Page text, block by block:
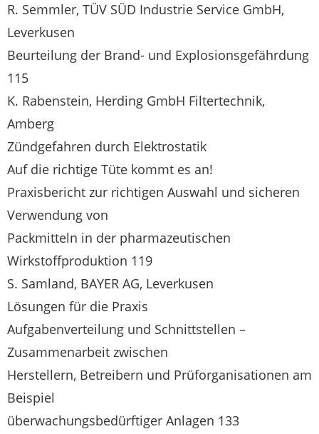
R. Semmler, TÜV SÜD Industrie Service GmbH,
Leverkusen
Beurteilung der Brand- und Explosionsgefährdung
115
K. Rabenstein, Herding GmbH Filtertechnik,
Amberg
Zündgefahren durch Elektrostatik
Auf die richtige Tüte kommt es an!
Praxisbericht zur richtigen Auswahl und sicheren
Verwendung von
Packmitteln in der pharmazeutischen
Wirkstoffproduktion 119
S. Samland, BAYER AG, Leverkusen
Lösungen für die Praxis
Aufgabenverteilung und Schnittstellen –
Zusammenarbeit zwischen
Herstellern, Betreibern und Prüforganisationen am
Beispiel
überwachungsbedürftiger Anlagen 133